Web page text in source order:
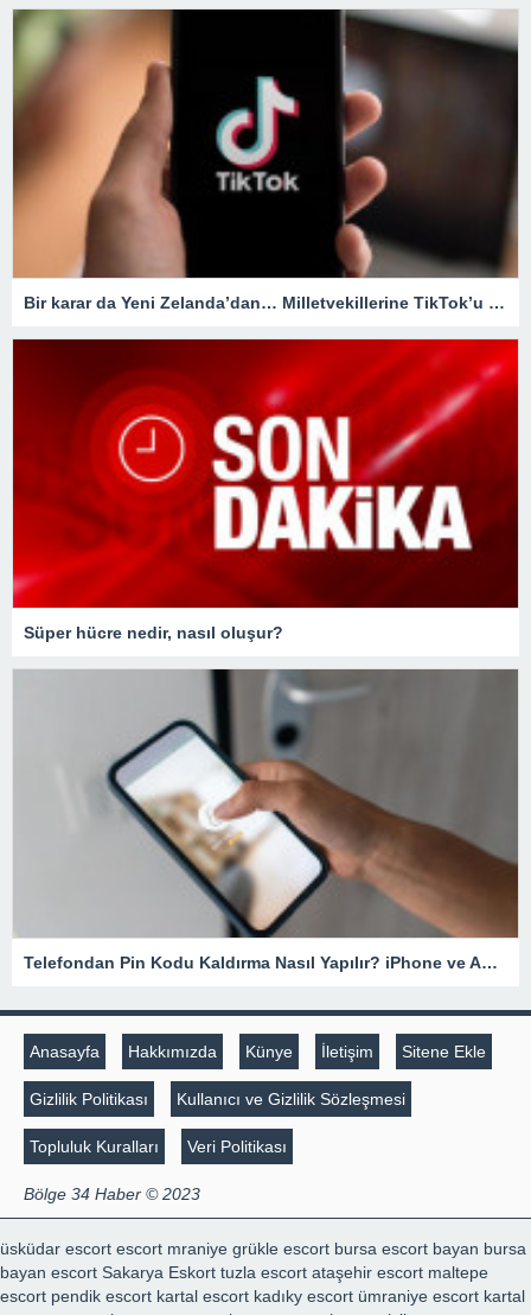
Bir karar da Yeni Zelanda’dan… Milletvekillerine TikTok’u yasaklıyorlar!
Süper hücre nedir, nasıl oluşur?
Telefondan Pin Kodu Kaldırma Nasıl Yapılır? iPhone ve Android Cihazlarda Pin Kodu Kaldırma – Teknoloji Haberleri
Anasayfa Hakkımızda Künye İletişim Sitene Ekle
Gizlilik Politikası Kullanıcı ve Gizlilik Sözleşmesi
Topluluk Kuralları Veri Politikası
Bölge 34 Haber © 2023
üsküdar escort escort mraniye grükle escort bursa escort bayan bursa
bayan escort Sakarya Eskort tuzla escort ataşehir escort maltepe
escort pendik escort kartal escort kadıky escort ümraniye escort kartal